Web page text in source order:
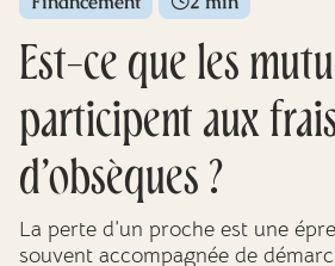
Est-ce que les
participent aux
d’obsèques ?
La perte d’un proche est une
souvent accompagnée de